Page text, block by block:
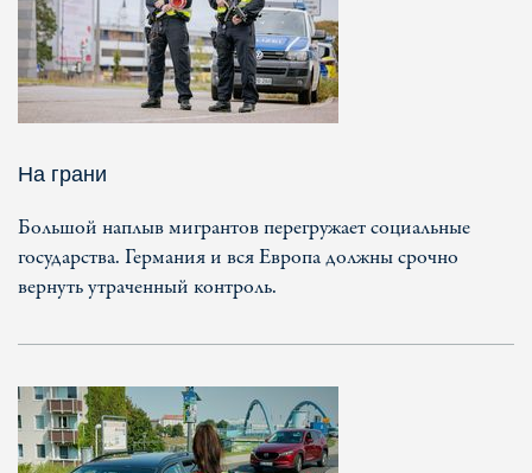
На грани
Большой наплыв мигрантов перегружает социальные
государства. Германия и вся Европа должны срочно
вернуть утраченный контроль.